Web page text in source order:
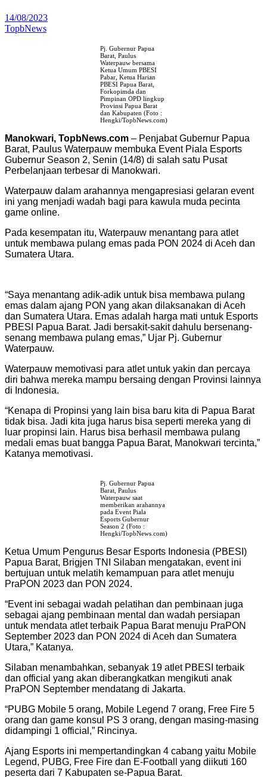
14/08/2023
TopbNews
Pj. Gubernur Papua
Barat, Paulus
Waterpauw bersama
Ketua Umum PBESI
Pabar, Ketua Harian
PBESI Papua Barat,
Forkopimda dan
Pimpinan OPD lingkup
Provinsi Papua Barat
dan Kabupaten (Foto :
Hengki/TopbNews.com)
Manokwari, TopbNews.com – Penjabat Gubernur Papua
Barat, Paulus Waterpauw membuka Event Piala Esports
Gubernur Season 2, Senin (14/8) di salah satu Pusat
Perbelanjaan terbesar di Manokwari.
Waterpauw dalam arahannya mengapresiasi gelaran event
ini yang menjadi wadah bagi para kawula muda pecinta
game online.
Pada kesempatan itu, Waterpauw menantang para atlet
untuk membawa pulang emas pada PON 2024 di Aceh dan
Sumatera Utara.
“Saya menantang adik-adik untuk bisa membawa pulang
emas dalam ajang PON yang akan dilaksanakan di Aceh
dan Sumatera Utara. Emas adalah harga mati untuk Esports
PBESI Papua Barat. Jadi bersakit-sakit dahulu bersenang-
senang membawa pulang emas,” Ujar Pj. Gubernur
Waterpauw.
Waterpauw memotivasi para atlet untuk yakin dan percaya
diri bahwa mereka mampu bersaing dengan Provinsi lainnya
di Indonesia.
“Kenapa di Propinsi yang lain bisa baru kita di Papua Barat
tidak bisa. Jadi kita juga harus bisa seperti mereka yang di
luar propinsi lain. Harus bisa berhasil membawa pulang
medali emas buat bangga Papua Barat, Manokwari tercinta,”
Katanya memotivasi.
Pj. Gubernur Papua
Barat, Paulus
Waterpauw saat
memberikan arahannya
pada Event Piala
Esports Gubernur
Season 2 (Foto :
Hengki/TopbNews.com)
Ketua Umum Pengurus Besar Esports Indonesia (PBESI)
Papua Barat, Brigjen TNI Silaban mengatakan, event ini
bertujuan untuk melatih kemampuan para atlet menuju
PraPON 2023 dan PON 2024.
“Event ini sebagai wadah pelatihan dan pembinaan juga
sebagai ajang pembinaan mental dan wadah persiapan
untuk mendata atlet terbaik Papua Barat menuju PraPON
September 2023 dan PON 2024 di Aceh dan Sumatera
Utara,” Katanya.
Silaban menambahkan, sebanyak 19 atlet PBESI terbaik
dan official yang akan diberangkatkan mengikuti anak
PraPON September mendatang di Jakarta.
“PUBG Mobile 5 orang, Mobile Legend 7 orang, Free Fire 5
orang dan game konsul PS 3 orang, dengan masing-masing
didampingi 1 official,” Rincinya.
Ajang Esports ini mempertandingkan 4 cabang yaitu Mobile
Legend, PUBG, Free Fire dan E-Football yang diikuti 160
peserta dari 7 Kabupaten se-Papua Barat.